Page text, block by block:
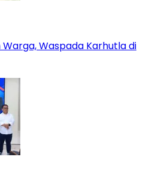
Waspada Karhutla di